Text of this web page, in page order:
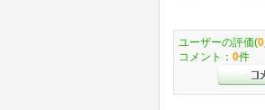
ユーザーの評価(0
コメント： 0件